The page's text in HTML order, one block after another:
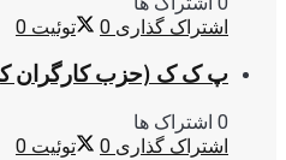
اشتراک گذاری 0 توئیت 0
پ ک ک (حزب کارگران
0 اشتراک ها
اشتراک گذاری 0 توئیت 0